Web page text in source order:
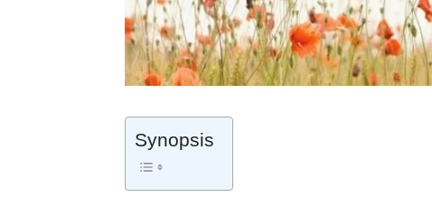
Synopsis